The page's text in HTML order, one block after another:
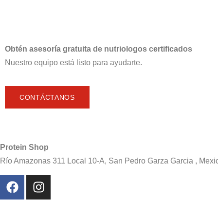
Obtén asesoría gratuita de nutriologos certificados
Nuestro equipo está listo para ayudarte.
CONTÁCTANOS
Protein Shop
Río Amazonas 311 Local 10-A, San Pedro Garza Garcia ,